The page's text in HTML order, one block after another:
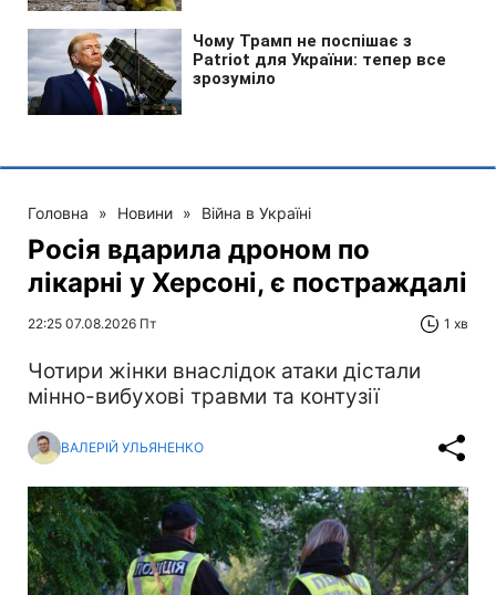
Головна » Новини » Війна в Україні
Росія вдарила дроном по
лікарні у Херсоні, є постраждалі
22:25 07.08.2026 Пт 1 хв
Чотири жінки внаслідок атаки дістали
мінно-вибухові травми та контузії
ВАЛЕРІЙ УЛЬЯНЕНКО